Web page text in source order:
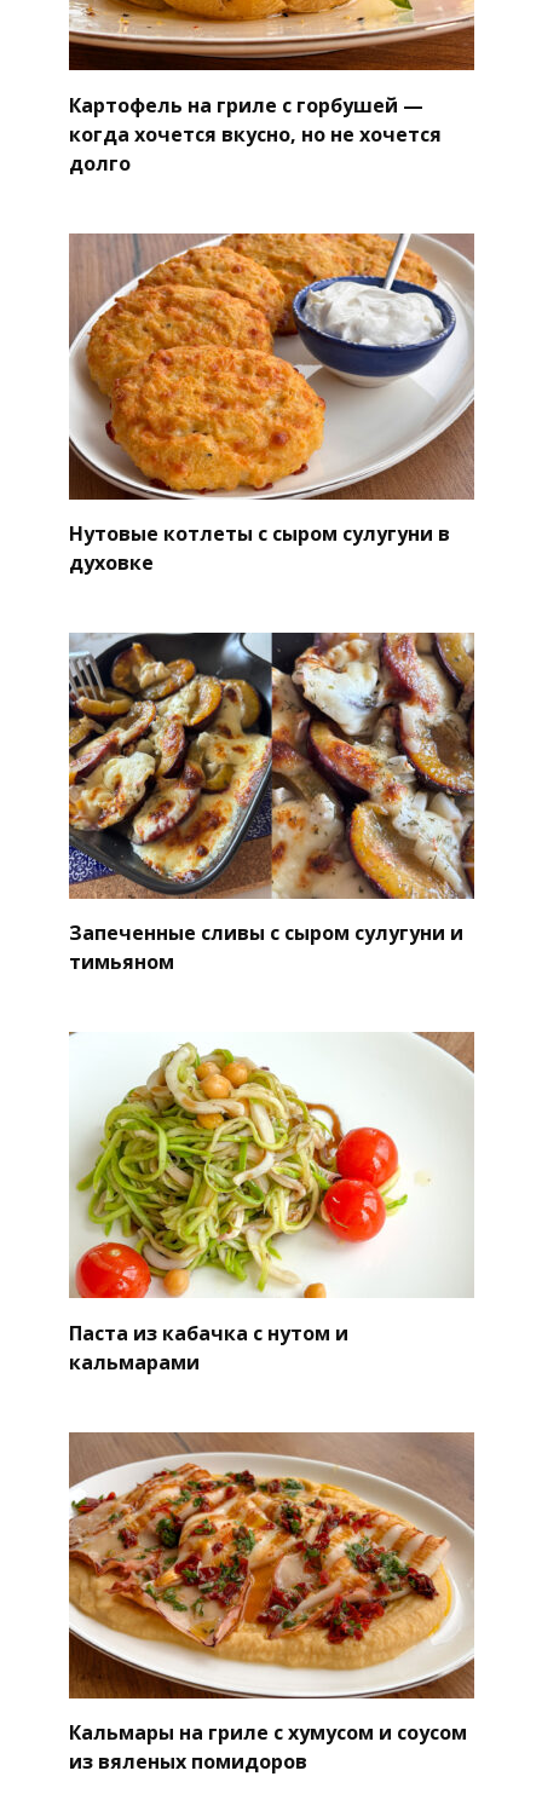
Картофель на гриле с горбушей —
когда хочется вкусно, но не хочется
долго
Нутовые котлеты с сыром сулугуни в
духовке
Запеченные сливы с сыром сулугуни и
тимьяном
Паста из кабачка с нутом и
кальмарами
Кальмары на гриле с хумусом и соусом
из вяленых помидоров